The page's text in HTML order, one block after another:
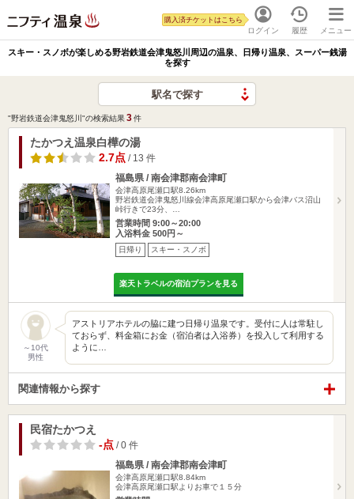
ログイン
購入済チケットはこちら
履歴 メニュー
スキー・スノボが楽しめる野岩鉄道会津鬼怒川周辺の温泉、日帰り温泉、スーパー銭湯
を探す
駅名で探す
"野岩鉄道会津鬼怒川"の検索結果3件
たかつえ温泉白樺の湯
2.7点 / 13 件
福島県 / 南会津郡南会津町
会津高原尾瀬口駅8.26km
野岩鉄道会津鬼怒川線会津高原尾瀬口駅から会津バス沼山
峠行きで23分、…
営業時間 9:00～20:00
入浴料金 500円～
日帰り スキー・スノボ
楽天トラベルの宿泊プランを見る
～10代
男性
アストリアホテルの脇に建つ日帰り温泉です。受付に人は常駐し
ておらず、料金箱にお金（宿泊者は入浴券）を投入して利用する
ように…
関連情報から探す
民宿たかつえ
-点 / 0 件
福島県 / 南会津郡南会津町
会津高原尾瀬口駅8.84km
会津高原尾瀬口駅よりお車で１５分